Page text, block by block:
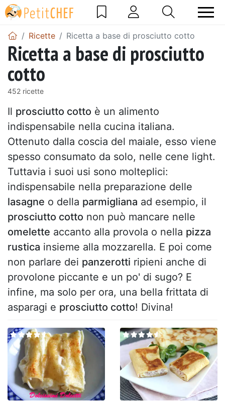
Ricette Ricetta a base di prosciutto cotto
Ricetta a base di prosciutto
cotto
452 ricette
Il prosciutto cotto è un alimento
indispensabile nella cucina italiana.
Ottenuto dalla coscia del maiale, esso viene
spesso consumato da solo, nelle cene light.
Tuttavia i suoi usi sono molteplici:
indispensabile nella preparazione delle
lasagne o della parmigliana ad esempio, il
prosciutto cotto non può mancare nelle
omelette accanto alla provola o nella pizza
rustica insieme alla mozzarella. E poi come
non parlare dei panzerotti ripieni anche di
provolone piccante e un po' di sugo? E
infine, ma solo per ora, una bella frittata di
asparagi e prosciutto cotto! Divina!